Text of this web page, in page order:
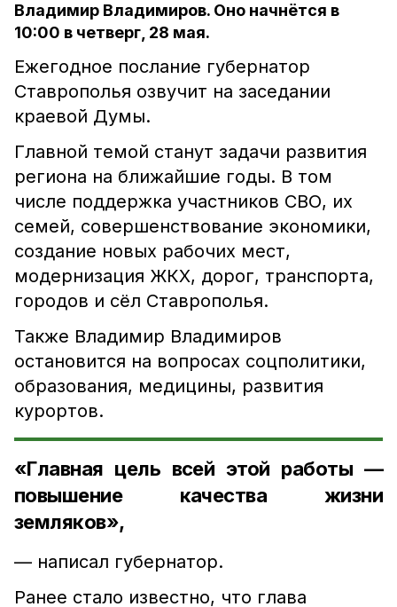
Владимир Владимиров. Оно начнётся в
10:00 в четверг, 28 мая.
Ежегодное послание губернатор
Ставрополья озвучит на заседании
краевой Думы.
Главной темой станут задачи развития
региона на ближайшие годы. В том
числе поддержка участников СВО, их
семей, совершенствование экономики,
создание новых рабочих мест,
модернизация ЖКХ, дорог, транспорта,
городов и сёл Ставрополья.
Также Владимир Владимиров
остановится на вопросах соцполитики,
образования, медицины, развития
курортов.
«Главная цель всей этой работы —
повышение качества жизни
земляков»,
— написал губернатор.
Ранее стало известно, что глава